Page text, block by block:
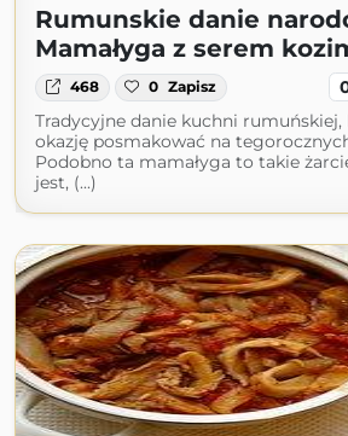
Rumunskie danie
Mamałyga z serem
468 0 Zapisz
Tradycyjne danie kuchni
okazję posmakować na
Podobno ta mamałyga to takie
jest, (...)